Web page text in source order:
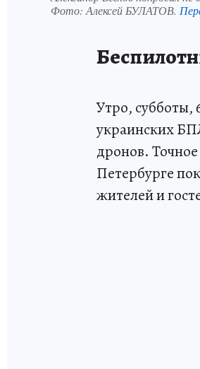
Фото: Алексей БУЛАТОВ.
Утро, субботы,
украинских
дронов.
Петербурге
жителей и